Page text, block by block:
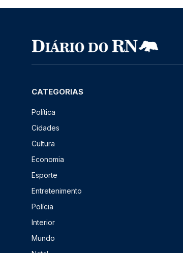
CATEGORIAS
Política
Cidades
Cultura
Economia
Esporte
Entretenimento
Polícia
Interior
Mundo